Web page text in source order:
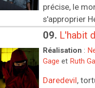
précise, le
s'approprier
09. L'habit
Réalisation :
Gage et Ruth
Daredevil,